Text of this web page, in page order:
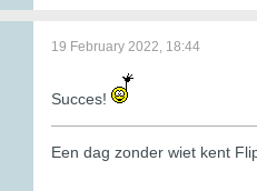
19 February 2022, 18:44
Succes!
Een dag zonder wiet kent